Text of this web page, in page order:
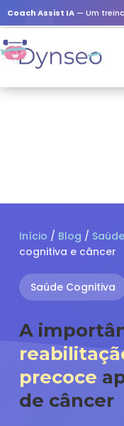
Coach Assist IA — Um treinador
Início / Blog /
cognitiva e câncer
Saúde Cognitiva
A
precoce
de câncer